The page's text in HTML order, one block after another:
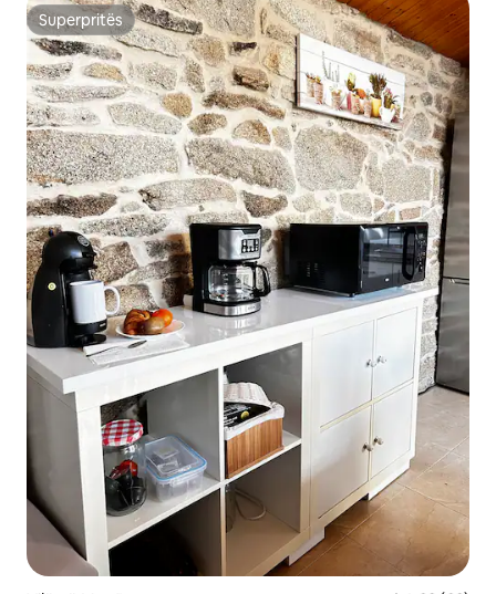
Superpritës
Superpritës